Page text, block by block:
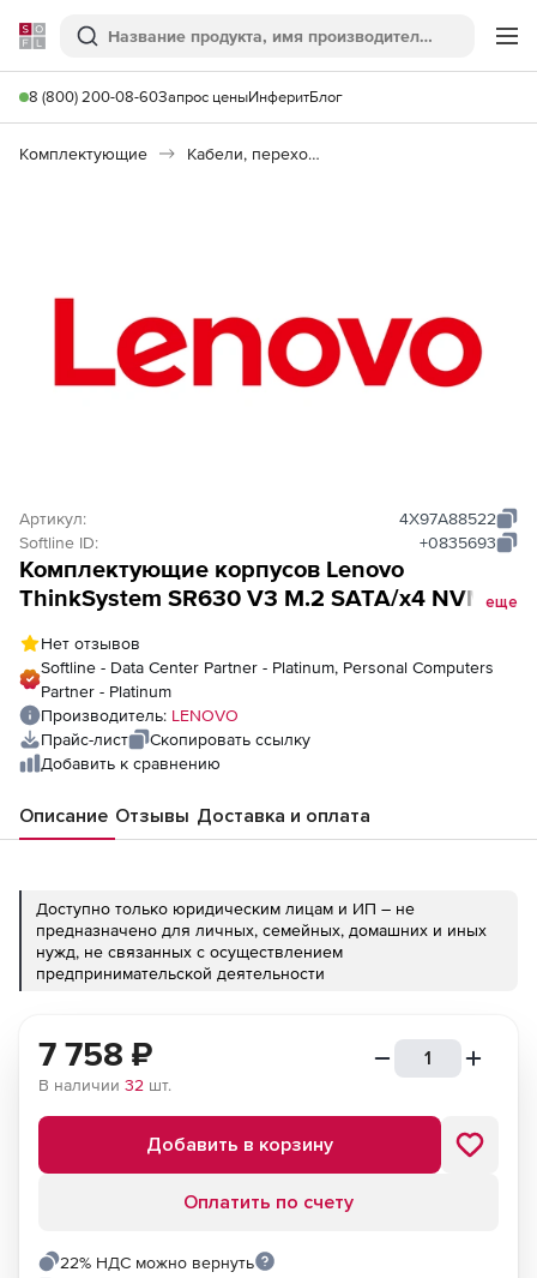
Softline
Поиск
8 (800) 200-08-60Запрос ценыИнферитБлог
Комплектующие Кабели, переходники, разъемы
Артикул:
4X97A88522
Softline ID:
+0835693
Комплектующие корпусов Lenovo
ThinkSystem SR630 V3 M.2 SATA/x4 NVMe
ThinkSystem M.2 SATA/x4 NVMe 2-Bay
Adapter with the use of a separate PCIe RAID
adapter)
еще
Нет отзывов
Softline - Data Center Partner - Platinum, Personal Computers
Partner - Platinum
Производитель: LENOVO
Прайс-лист
Скопировать ссылку
Добавить к сравнению
Описание Отзывы Доставка и оплата
Доступно только юридическим лицам и ИП – не
предназначено для личных, семейных, домашних и иных
нужд, не связанных с осуществлением
предпринимательской деятельности
7 758 ₽
В наличии 32 шт.
Добавить в корзину
Оплатить по счету
22% НДС можно вернуть